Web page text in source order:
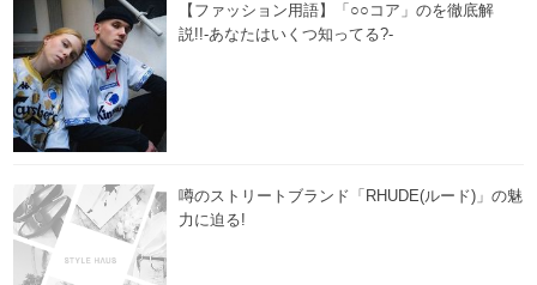
【ファッション用語】「○○コア」のを徹底解
説!!-あなたはいくつ知ってる?-
噂のストリートブランド「RHUDE(ルード)」の魅
力に迫る!